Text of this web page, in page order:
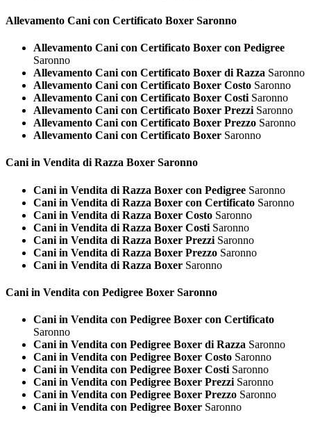
Allevamento Cani con Certificato Boxer Saronno
Allevamento Cani con Certificato Boxer con Pedigree
Saronno
Allevamento Cani con Certificato Boxer di Razza Saronno
Allevamento Cani con Certificato Boxer Costo Saronno
Allevamento Cani con Certificato Boxer Costi Saronno
Allevamento Cani con Certificato Boxer Prezzi Saronno
Allevamento Cani con Certificato Boxer Prezzo Saronno
Allevamento Cani con Certificato Boxer Saronno
Cani in Vendita di Razza Boxer Saronno
Cani in Vendita di Razza Boxer con Pedigree Saronno
Cani in Vendita di Razza Boxer con Certificato Saronno
Cani in Vendita di Razza Boxer Costo Saronno
Cani in Vendita di Razza Boxer Costi Saronno
Cani in Vendita di Razza Boxer Prezzi Saronno
Cani in Vendita di Razza Boxer Prezzo Saronno
Cani in Vendita di Razza Boxer Saronno
Cani in Vendita con Pedigree Boxer Saronno
Cani in Vendita con Pedigree Boxer con Certificato
Saronno
Cani in Vendita con Pedigree Boxer di Razza Saronno
Cani in Vendita con Pedigree Boxer Costo Saronno
Cani in Vendita con Pedigree Boxer Costi Saronno
Cani in Vendita con Pedigree Boxer Prezzi Saronno
Cani in Vendita con Pedigree Boxer Prezzo Saronno
Cani in Vendita con Pedigree Boxer Saronno